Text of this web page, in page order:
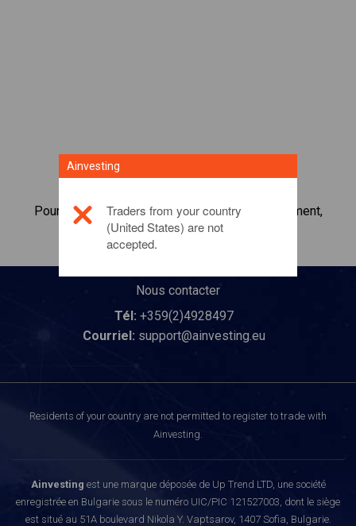
Pour en savoir plus sur ce produit d'investissement,
veuillezcliquer ici
Nous contacter
Tél: +359(2)4928497
Courriel: support@ainvesting.eu
Residents of your country are not permitted to register to trade with
Ainvesting.
Ainvesting est une marque déposée de Up Trend LTD, une société
enregistrée en Bulgarie sous le numéro UIC/PIC 121527003, dont le siège
est situé au 51A boulevard Nikola Y. Vaptsarov, 1407 Sofia, Bulgarie.
Ainvesting
Traders from your country
(United States) are not
accepted.